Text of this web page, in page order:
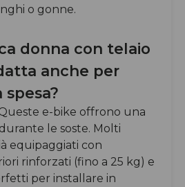
o gonne.
donna con telaio
anche per
e-bike offrono una
le soste. Molti
equipaggiati con
rinforzati (fino a 25 kg) e
per installare in